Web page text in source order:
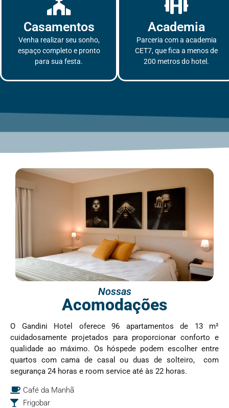
Casamentos
Venha realizar seu sonho,
espaço completo e pronto
para sua festa.
Academia
Parceria com a academia
CET7, que fica a menos de
200 metros do hotel.
Nossas
Acomodações
O Gandini Hotel oferece 96 apartamentos de 13 m²
cuidadosamente projetados para proporcionar conforto e
qualidade ao máximo. Os hóspede podem escolher entre
quartos com cama de casal ou duas de solteiro, com
segurança 24 horas e room service até às 22 horas.
Café da Manhã
Frigobar